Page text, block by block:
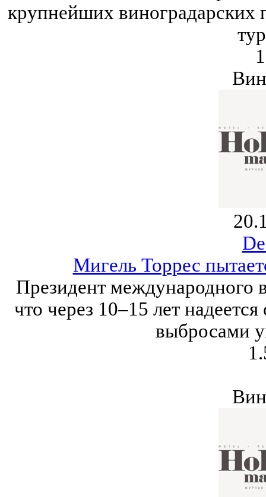
крупнейших виноградарских
Мигель Торрес
Президент международного
что через 10–15 лет
выбросами